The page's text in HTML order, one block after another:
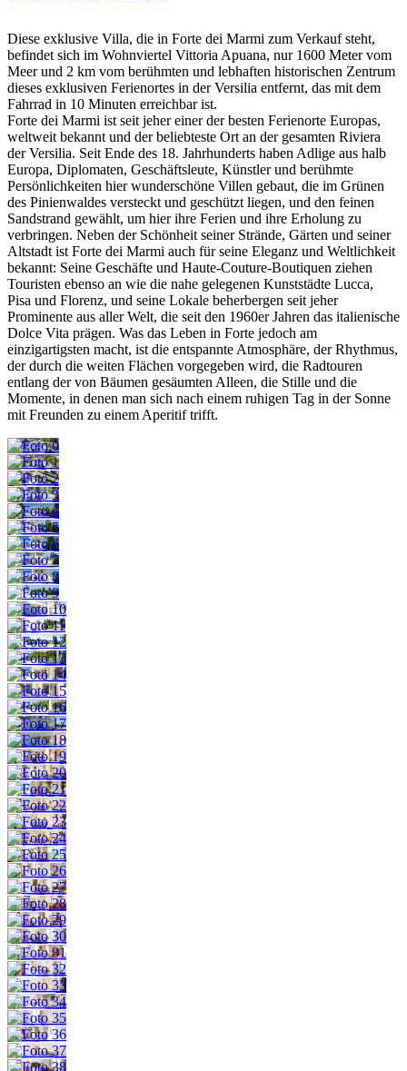
Diese exklusive Villa, die in Forte dei Marmi zum Verkauf steht,
befindet sich im Wohnviertel Vittoria Apuana, nur 1600 Meter vom
Meer und 2 km vom berühmten und lebhaften historischen Zentrum
dieses exklusiven Ferienortes in der Versilia entfernt, das mit dem
Fahrrad in 10 Minuten erreichbar ist.
Forte dei Marmi ist seit jeher einer der besten Ferienorte Europas,
weltweit bekannt und der beliebteste Ort an der gesamten Riviera
der Versilia. Seit Ende des 18. Jahrhunderts haben Adlige aus halb
Europa, Diplomaten, Geschäftsleute, Künstler und berühmte
Persönlichkeiten hier wunderschöne Villen gebaut, die im Grünen
des Pinienwaldes versteckt und geschützt liegen, und den feinen
Sandstrand gewählt, um hier ihre Ferien und ihre Erholung zu
verbringen. Neben der Schönheit seiner Strände, Gärten und seiner
Altstadt ist Forte dei Marmi auch für seine Eleganz und Weltlichkeit
bekannt: Seine Geschäfte und Haute-Couture-Boutiquen ziehen
Touristen ebenso an wie die nahe gelegenen Kunststädte Lucca,
Pisa und Florenz, und seine Lokale beherbergen seit jeher
Prominente aus aller Welt, die seit den 1960er Jahren das italienische
Dolce Vita prägen. Was das Leben in Forte jedoch am
einzigartigsten macht, ist die entspannte Atmosphäre, der Rhythmus,
der durch die weiten Flächen vorgegeben wird, die Radtouren
entlang der von Bäumen gesäumten Alleen, die Stille und die
Momente, in denen man sich nach einem ruhigen Tag in der Sonne
mit Freunden zu einem Aperitif trifft.